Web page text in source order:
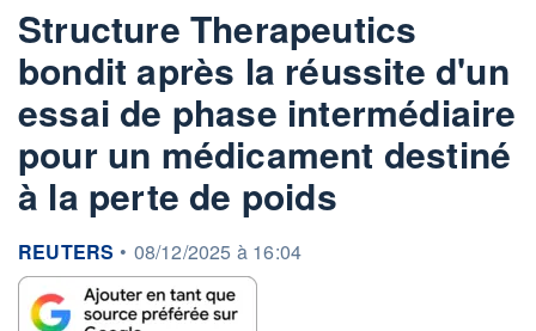
Structure Therapeutics
bondit après la réussite d'un
essai de phase intermédiaire
pour un médicament destiné
à la perte de poids
information fournie par
REUTERS • 08/12/2025 à 16:04